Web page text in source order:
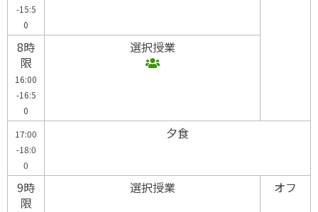
-15:5
0
8時
限
16:00
-16:5
0
選択授業
17:00
-18:0
0
夕食
9時
限
選択授業 オフ